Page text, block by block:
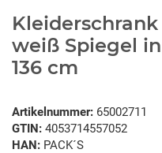
weiß Spiegel
136 cm
Artikelnummer: 65002711
GTIN: 4053714557052
HAN: PACK´S